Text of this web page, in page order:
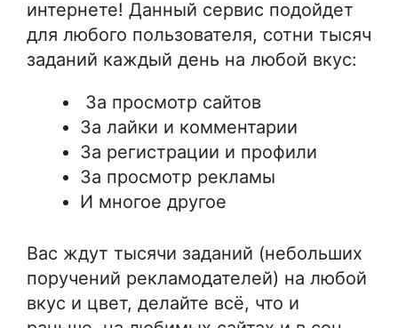
интернете! Данный сервис подойдет
для любого пользователя, сотни тысяч
заданий каждый день на любой вкус:
За просмотр сайтов
За лайки и комментарии
За регистрации и профили
За просмотр рекламы
И многое другое
Вас ждут тысячи заданий (небольших
поручений рекламодателей) на любой
вкус и цвет, делайте всё, что и